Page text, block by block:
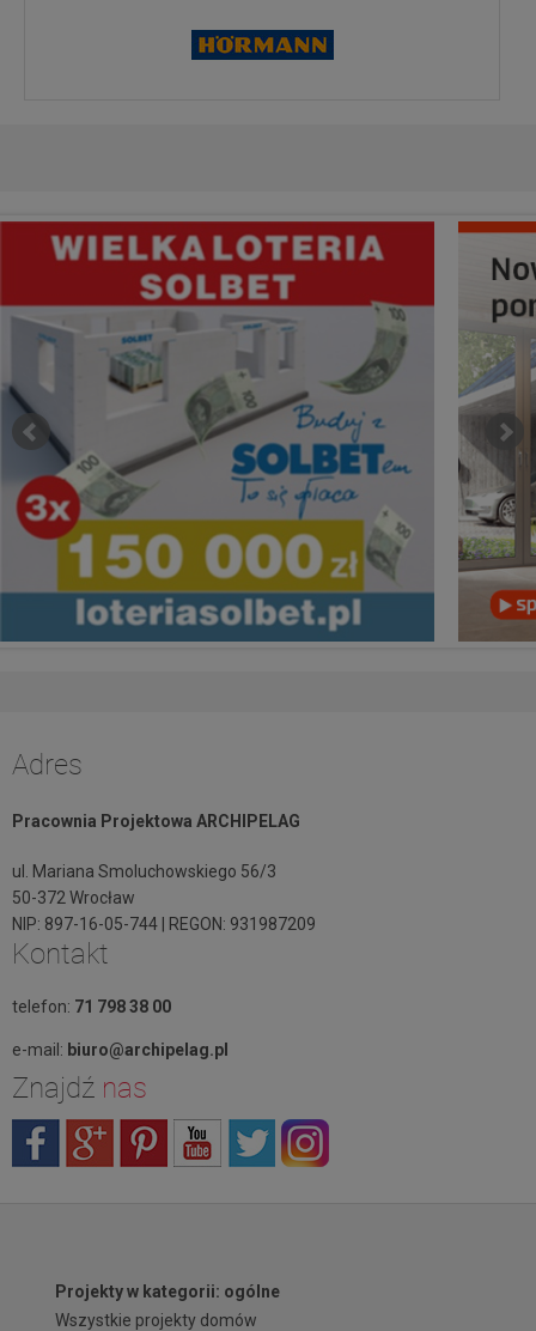
Adres
Pracownia Projektowa ARCHIPELAG
ul. Mariana Smoluchowskiego 56/3
50-372 Wrocław
NIP: 897-16-05-744 | REGON: 931987209
Kontakt
telefon: 71 798 38 00
e-mail: biuro@archipelag.pl
Znajdź nas
Projekty w kategorii: ogólne
Wszystkie projekty domów